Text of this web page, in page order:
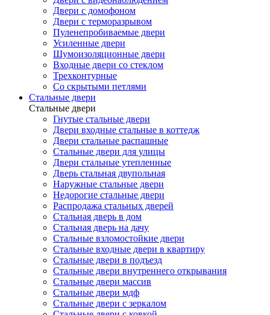
Двери с домофоном
Двери с терморазрывом
Пуленепробиваемые двери
Усиленные двери
Шумоизоляционные двери
Входные двери со стеклом
Трехконтурные
Со скрытыми петлями
Стальные двери
Стальные двери
Гнутые стальные двери
Двери входные стальные в коттедж
Двери стальные распашные
Стальные двери для улицы
Двери стальные утепленные
Дверь стальная двупольная
Наружные стальные двери
Недорогие стальные двери
Распродажа стальных дверей
Стальная дверь в дом
Стальная дверь на дачу
Стальные взломостойкие двери
Стальные входные двери в квартиру
Стальные двери в подъезд
Стальные двери внутреннего открывания
Стальные двери массив
Стальные двери мдф
Стальные двери с зеркалом